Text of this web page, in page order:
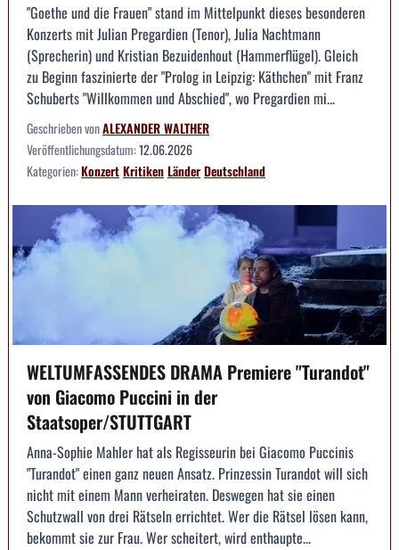
"Goethe und die Frauen" stand im Mittelpunkt dieses besonderen
Konzerts mit Julian Pregardien (Tenor), Julia Nachtmann
(Sprecherin) und Kristian Bezuidenhout (Hammerflügel). Gleich
zu Beginn faszinierte der "Prolog in Leipzig: Käthchen" mit Franz
Schuberts "Willkommen und Abschied", wo Pregardien mi...
Geschrieben vonALEXANDER WALTHER
Veröffentlichungsdatum:12.06.2026
Kategorien:KonzertKritikenLänderDeutschland
WELTUMFASSENDES DRAMA Premiere "Turandot"
von Giacomo Puccini in der
Staatsoper/STUTTGART
Anna-Sophie Mahler hat als Regisseurin bei Giacomo Puccinis
"Turandot" einen ganz neuen Ansatz. Prinzessin Turandot will sich
nicht mit einem Mann verheiraten. Deswegen hat sie einen
Schutzwall von drei Rätseln errichtet. Wer die Rätsel lösen kann,
bekommt sie zur Frau. Wer scheitert, wird enthaupte...